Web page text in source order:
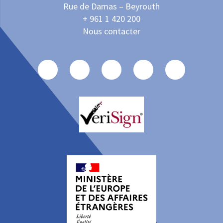
Rue de Damas – Beyrouth
+ 961 1 420 200
Nous contacter